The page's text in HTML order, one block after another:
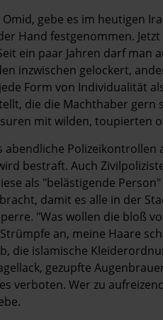
gebe es im heutigen
Hand festgenommen.
ein paar Jahren darf
inzwischen gelockert,
Form von Individualität
die die Machthaber gern
mit wilden, toupierten
abendliche
bestraft. Auch
als "belästigende
damit es alle in der
"Was wollen die bloß
an, meine Haare
die islamische
gezupfte
verboten. Wer zu